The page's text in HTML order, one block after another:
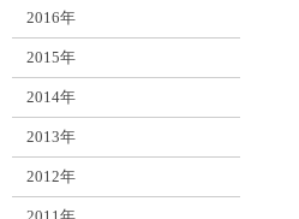
2016年
2015年
2014年
2013年
2012年